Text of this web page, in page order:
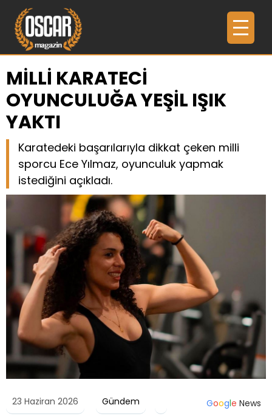
MİLLİ KARATECİ
OYUNCULUĞA YEŞİL IŞIK
YAKTI
Karatedeki başarılarıyla dikkat çeken milli
sporcu Ece Yılmaz, oyunculuk yapmak
istediğini açıkladı.
23 Haziran 2026 Gündem Google News